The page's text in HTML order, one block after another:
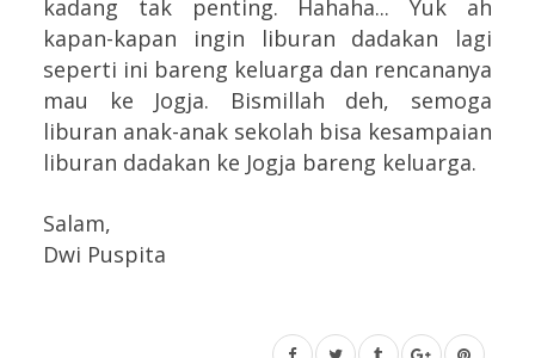
kadang tak penting. Hahaha... Yuk ah
kapan-kapan ingin liburan dadakan lagi
seperti ini bareng keluarga dan rencananya
mau ke Jogja. Bismillah deh, semoga
liburan anak-anak sekolah bisa kesampaian
liburan dadakan ke Jogja bareng keluarga.
Salam,
Dwi Puspita